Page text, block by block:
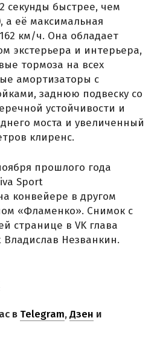
секунды быстрее, чем
а её максимальная
км/ч. Она обладает
экстерьера и интерьера,
тормоза на всех
амортизаторы с
заднюю подвеску со
устойчивости и
моста и увеличенный
клиренс.
прошлого года
Sport
конвейере в другом
«Фламенко». Снимок с
странице в VK глава
Владислав Незванкин.
в Telegram,Дзен и